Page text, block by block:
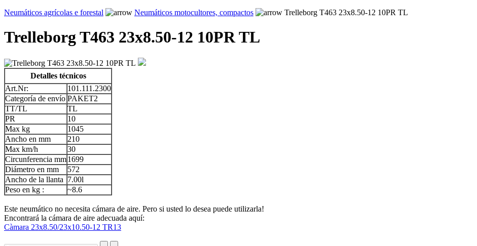
Neumáticos agrícolas e forestal
Neumáticos motocultores, compactos Trelleborg T463 23x8.50-12 10PR TL
Trelleborg T463 23x8.50-12 10PR TL
Detalles técnicos
Art.Nr:
101.111.2300
Categoría de envío PAKET2
TT/TL
TL
PR
10
Max kg
1045
Ancho en mm
210
Max km/h
30
Circunferencia mm1699
Diámetro en mm
572
Ancho de la llanta 7.00l
Peso en kg :
~8.6
Este neumático no necesita cámara de aire. Pero si usted lo desea puede utilizarla!
Encontrará la cámara de aire adecuada aquí:
Càmara 23x8.50/23x10.50-12 TR13